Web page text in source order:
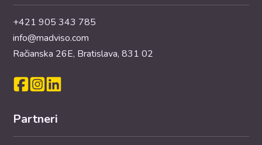
+421 905 343 785
info@madviso.com
Račianska 26E, Bratislava, 831 02
Partneri